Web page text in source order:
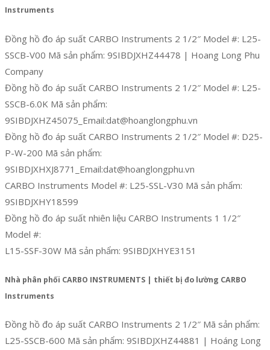
Instruments
Đồng hồ đo áp suất CARBO Instruments 2 1/2″ Model #: L25-
SSCB-V00 Mã sản phẩm: 9SIBDJXHZ44478 | Hoang Long Phu
Company
Đồng hồ đo áp suất CARBO Instruments 2 1/2″ Model #: L25-
SSCB-6.0K Mã sản phẩm:
9SIBDJXHZ45075_Email:dat@hoanglongphu.vn
Đồng hồ đo áp suất CARBO Instruments 2 1/2″ Model #: D25-
P-W-200 Mã sản phẩm:
9SIBDJXHXJ8771_Email:dat@hoanglongphu.vn
CARBO Instruments Model #: L25-SSL-V30 Mã sản phẩm:
9SIBDJXHY18599
Đồng hồ đo áp suất nhiên liệu CARBO Instruments 1 1/2″
Model #:
L15-SSF-30W Mã sản phẩm: 9SIBDJXHYE3151
Nhà phân phối CARBO INSTRUMENTS | thiết bị đo lường CARBO
Instruments
Đồng hồ đo áp suất CARBO Instruments 2 1/2″ Mã sản phẩm:
L25-SSCB-600 Mã sản phẩm: 9SIBDJXHZ44881 | Hoáng Long